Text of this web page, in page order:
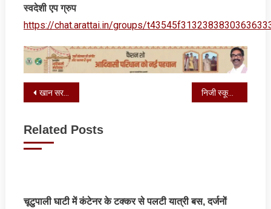
स्‍वदेशी एप ग्रुप
https://chat.arattai.in/groups/
Post
खान सर पर Arms Act के तहत मामला दर्ज, छात्रों के लिए ये सलाह निजी स्‍कूलों के यूनिफॉर्म 5 सालों के भीतर नहीं बदले जाएंगे
Related Posts
चूटुपाली घाटी में कंटेनर के टक्‍कर से पलटी यात्री बस, दर्जनों